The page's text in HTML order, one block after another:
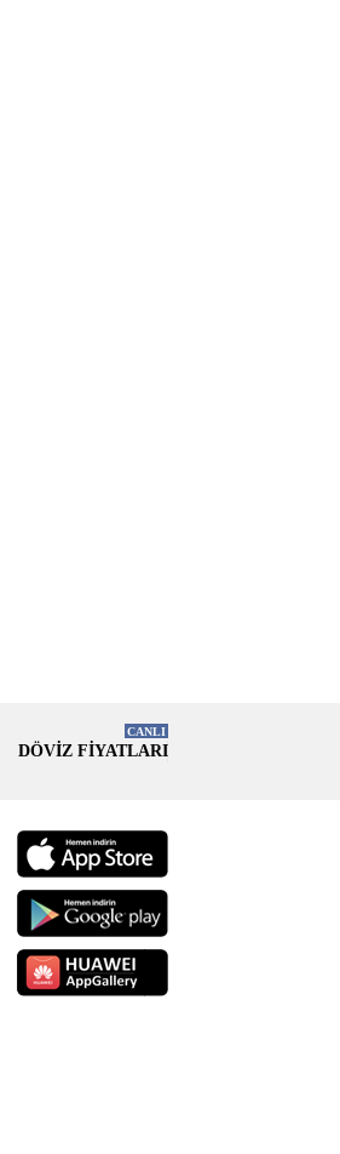
DÖVİZ FİYATLARI
CANLI